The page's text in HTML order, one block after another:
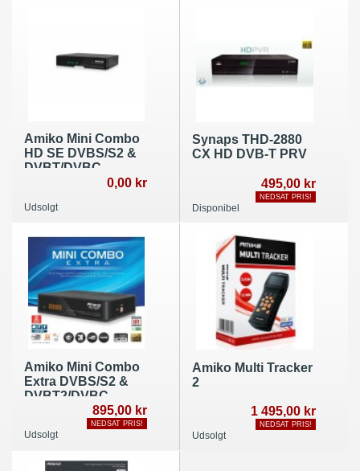
Amiko Mini Combo
HD SE DVBS/S2 &
DVBT/DVBC
0,00 kr
Udsolgt
Synaps THD-2880
CX HD DVB-T PRV
495,00 kr
NEDSAT PRIS!
Disponibel
Amiko Mini Combo
Extra DVBS/S2 &
DVBT2/DVBC
895,00 kr
NEDSAT PRIS!
Udsolgt
Amiko Multi Tracker
2
1 495,00 kr
NEDSAT PRIS!
Udsolgt